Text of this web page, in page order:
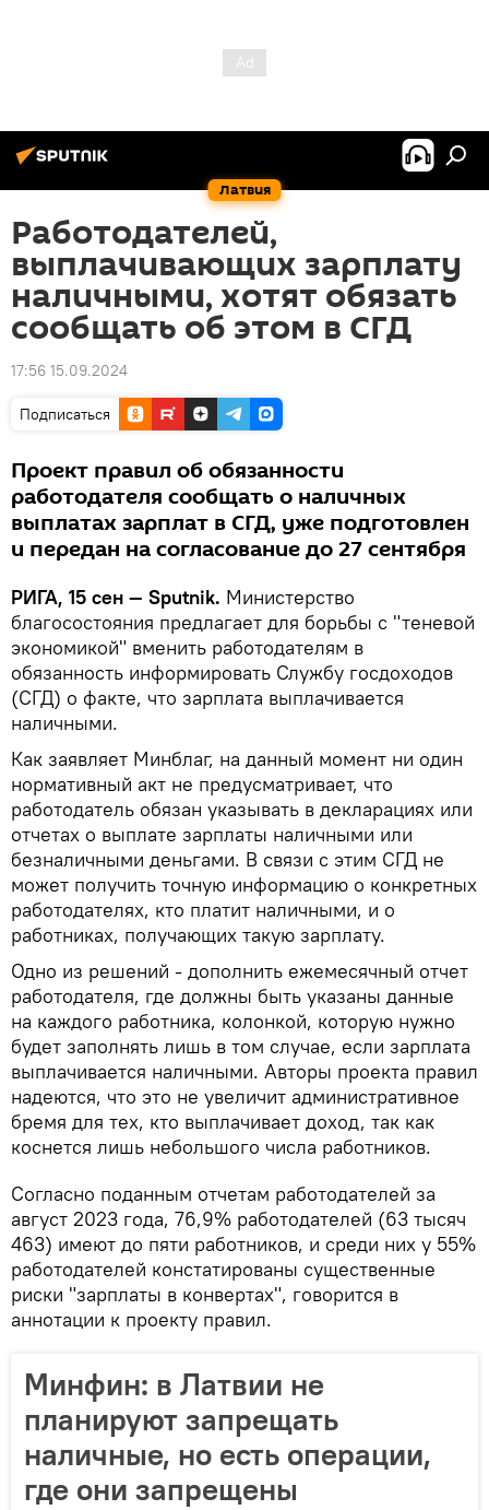
Латвия
Работодателей,
выплачивающих зарплату
наличными, хотят обязать
сообщать об этом в СГД
17:56 15.09.2024
Подписаться
Проект правил об обязанности
работодателя сообщать о наличных
выплатах зарплат в СГД, уже подготовлен
и передан на согласование до 27 сентября
РИГА, 15 сен — Sputnik. Министерство
благосостояния предлагает для борьбы с "теневой
экономикой" вменить работодателям в
обязанность информировать Службу госдоходов
(СГД) о факте, что зарплата выплачивается
наличными.
Как заявляет Минблаг, на данный момент ни один
нормативный акт не предусматривает, что
работодатель обязан указывать в декларациях или
отчетах о выплате зарплаты наличными или
безналичными деньгами. В связи с этим СГД не
может получить точную информацию о конкретных
работодателях, кто платит наличными, и о
работниках, получающих такую зарплату.
Одно из решений - дополнить ежемесячный отчет
работодателя, где должны быть указаны данные
на каждого работника, колонкой, которую нужно
будет заполнять лишь в том случае, если зарплата
выплачивается наличными. Авторы проекта правил
надеются, что это не увеличит административное
бремя для тех, кто выплачивает доход, так как
коснется лишь небольшого числа работников.
Согласно поданным отчетам работодателей за
август 2023 года, 76,9% работодателей (63 тысяч
463) имеют до пяти работников, и среди них у 55%
работодателей констатированы существенные
риски "зарплаты в конвертах", говорится в
аннотации к проекту правил.
Минфин: в Латвии не
планируют запрещать
наличные, но есть операции,
где они запрещены